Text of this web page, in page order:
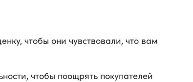
чтобы они чувствовали, что вам
чтобы поощрять покупателей